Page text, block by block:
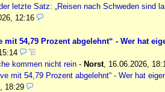
letzte Satz: „Reisen nach Schweden sind
12:16
mit 54,79 Prozent abgelehnt“ - Wer hat
kommen nicht rein - Norst, 16.06.2026,
mit 54,79 Prozent abgelehnt“ - Wer hat
18:29